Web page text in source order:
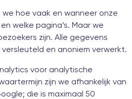
hoe vaak en wanneer onze
welke pagina’s. Maar we
zijn. Alle gegevens
en anoniem verwerkt.
voor analytische
zijn we afhankelijk van
die is maximaal 50